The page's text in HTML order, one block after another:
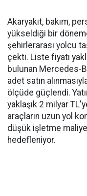
Akaryakıt, bakım,
yükseldiği bir
şehirlerarası yolcu
çekti. Liste fiyatı
bulunan Mercedes-
adet satın
ölçüde güçlendi.
yaklaşık 2 milyar
araçların uzun yol
düşük işletme
hedefleniyor.